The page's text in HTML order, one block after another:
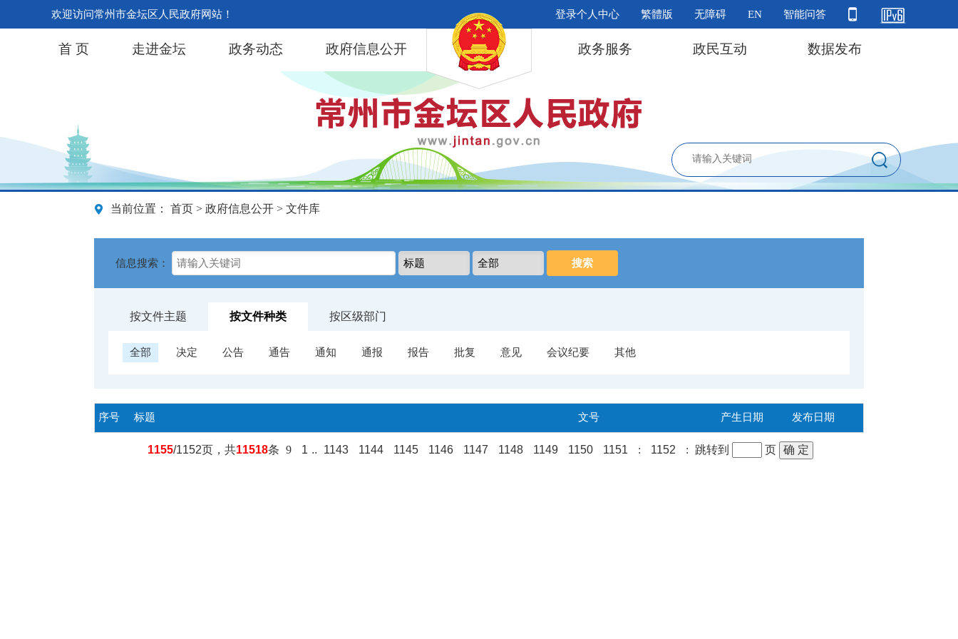
欢迎访问常州市金坛区人民政府网站！ 登录个人中心 繁體版 无障碍 EN 智能问答
首 页 走进金坛 政务动态 政府信息公开 政务服务 政民互动 数据发布
当前位置： 首页 > 政府信息公开 > 文件库
信息搜索：
按文件主题 按文件种类 按区级部门
全部 决定 公告 通告 通知 通报 报告 批复 意见 会议纪要 其他
序号 标题 文号 产生日期 发布日期
1155/1152页，共11518条 9 1 .. 1143 1144 1145 1146 1147 1148 1149 1150 1151 : 1152 : 跳转到 页